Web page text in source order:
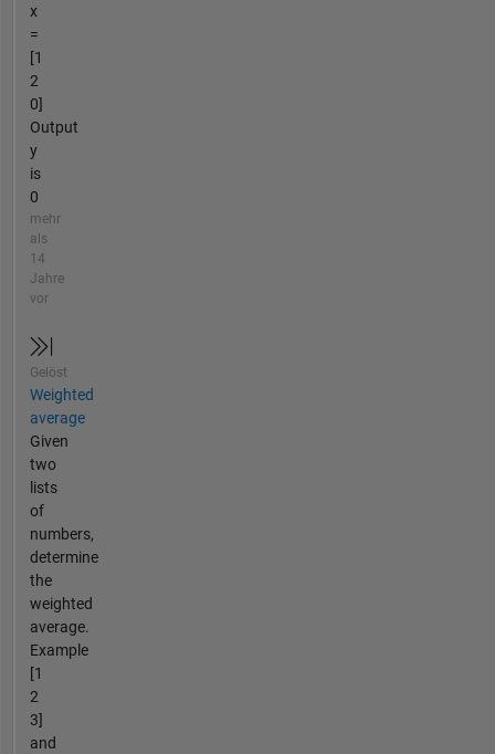
x
=
[1
2
0]
Output
y
is
0
mehr
als
14
Jahre
vor
Gelöst
Weighted
average
Given
two
lists
of
numbers,
determine
the
weighted
average.
Example
[1
2
3]
and